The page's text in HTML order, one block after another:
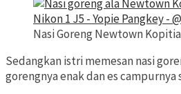
Nasi Goreng Newtown
Sedangkan istri memesan nasi
gorengnya enak dan es campurnya